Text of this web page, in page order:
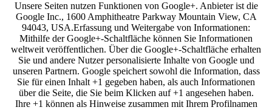
Unsere Seiten nutzen Funktionen von Google+. Anbieter ist die
Google Inc., 1600 Amphitheatre Parkway Mountain View, CA
94043, USA.Erfassung und Weitergabe von Informationen:
Mithilfe der Google+-Schaltfläche können Sie Informationen
weltweit veröffentlichen. Über die Google+-Schaltfläche erhalten
Sie und andere Nutzer personalisierte Inhalte von Google und
unseren Partnern. Google speichert sowohl die Information, dass
Sie für einen Inhalt +1 gegeben haben, als auch Informationen
über die Seite, die Sie beim Klicken auf +1 angesehen haben.
Ihre +1 können als Hinweise zusammen mit Ihrem Profilnamen